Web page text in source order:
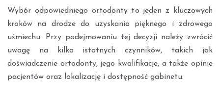
Wybór odpowiedniego ortodonty to jeden z kluczowych
kroków na drodze do uzyskania pięknego i zdrowego
uśmiechu. Przy podejmowaniu tej decyzji należy zwrócić
uwagę na kilka istotnych czynników, takich jak
doświadczenie ortodonty, jego kwalifikacje, a także opinie
pacjentów oraz lokalizację i dostępność gabinetu.